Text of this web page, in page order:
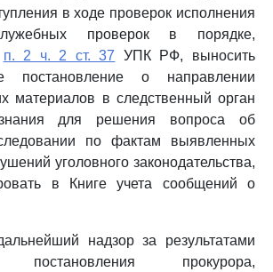
в ходе проверок исполнения
проверок в порядке,
п. 2 ч. 2 ст. 37 УПК РФ, выносить
постановление о направлении
материалов в следственный орган
для решения вопроса об
по фактам выявленных
уголовного законодательства,
в Книге учета сообщений о
надзор за результатами
постановления прокурора,